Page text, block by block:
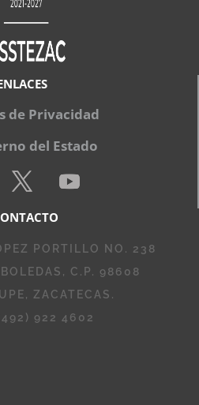
de Privacidad
del Estado
PORTILLO NO. 238
C.P. 98608
ZACATECAS.
922 4602